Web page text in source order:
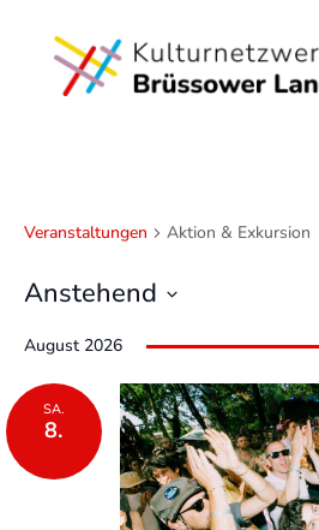
Veranstaltungen Aktion & Exkursion
Anstehend
wählen.
August 2026
SA.
8.